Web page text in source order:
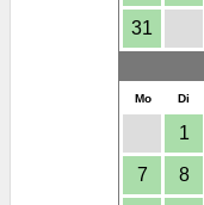
31
Mo Di
1
7 8